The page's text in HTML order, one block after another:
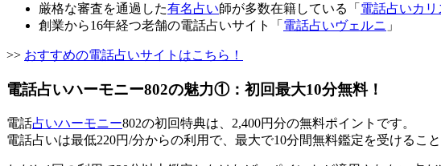
厳格な審査を通過した有名占い師が多数在籍している「 電話占いカリ
創業から16年経つ老舗の電話占いサイト「 電話占いヴェルニ 」
>> おすすめの電話占いサイトはこちら！
電話占いハーモニー802の魅力①：初回最大10分無料！
電話占いハーモニー802の初回特典は、2,400円分の無料ポイントです。
電話占いは最低220円/分からの利用で、最大で10分間無料鑑定を受けるこ